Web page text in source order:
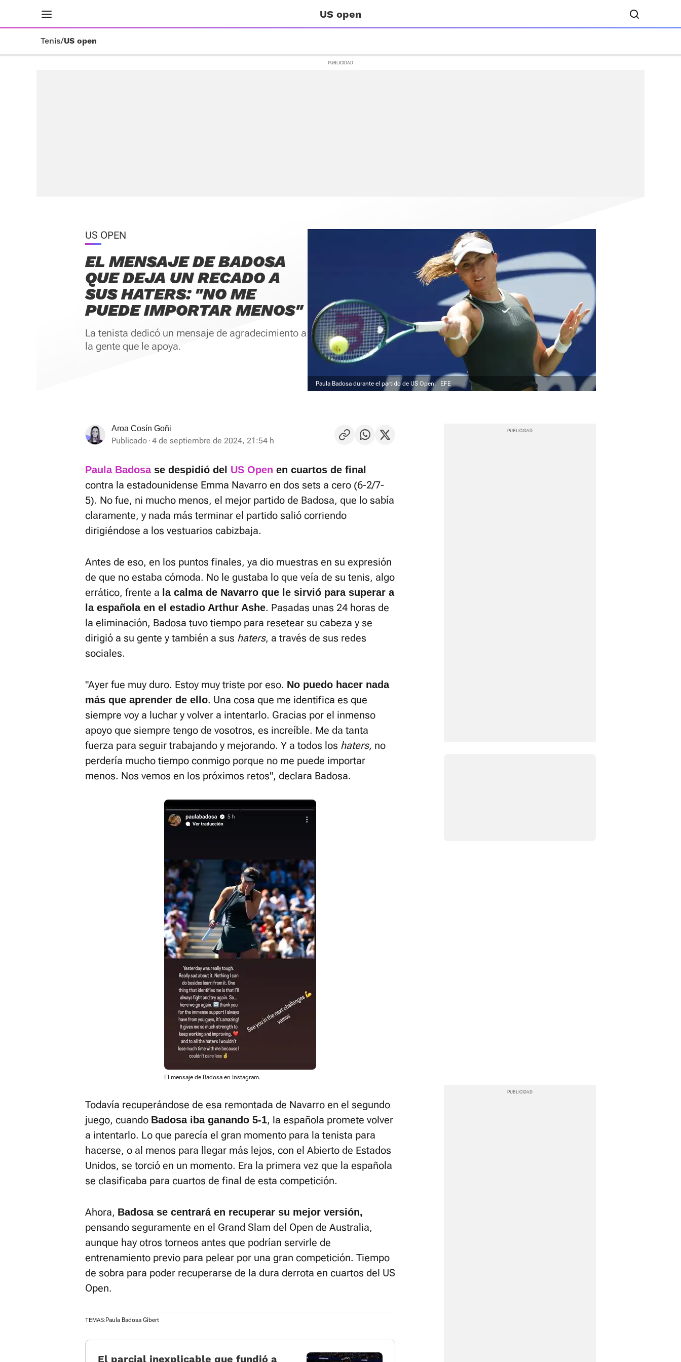
US open
Tenis/US open
US OPEN
EL MENSAJE DE BADOSA
QUE DEJA UN RECADO A
SUS HATERS: "NO ME
PUEDE IMPORTAR MENOS"
La tenista dedicó un mensaje de agradecimiento a
la gente que le apoya.
Paula Badosa durante el partido de US Open. EFE
Aroa Cosín Goñi
Publicado 4 de septiembre de 2024, 21:54 h
Paula Badosase despidió del US Open en cuartos de final
contra la estadounidense Emma Navarro en dos sets a cero (6-2/7-
5). No fue, ni mucho menos, el mejor partido de Badosa, que lo sabía
claramente, y nada más terminar el partido salió corriendo
dirigiéndose a los vestuarios cabizbaja.
Antes de eso, en los puntos finales, ya dio muestras en su expresión
de que no estaba cómoda. No le gustaba lo que veía de su tenis, algo
errático, frente a la calma de Navarro que le sirvió para superar a
la española en el estadio Arthur Ashe. Pasadas unas 24 horas de
la eliminación, Badosa tuvo tiempo para resetear su cabeza y se
dirigió a su gente y también a sus haters, a través de sus redes
sociales.
"Ayer fue muy duro. Estoy muy triste por eso. No puedo hacer nada
más que aprender de ello. Una cosa que me identifica es que
siempre voy a luchar y volver a intentarlo. Gracias por el inmenso
apoyo que siempre tengo de vosotros, es increíble. Me da tanta
fuerza para seguir trabajando y mejorando. Y a todos los haters, no
perdería mucho tiempo conmigo porque no me puede importar
menos. Nos vemos en los próximos retos", declara Badosa.
El mensaje de Badosa en Instagram.
Todavía recuperándose de esa remontada de Navarro en el segundo
juego, cuando Badosa iba ganando 5-1, la española promete volver
a intentarlo. Lo que parecía el gran momento para la tenista para
hacerse, o al menos para llegar más lejos, con el Abierto de Estados
Unidos, se torció en un momento. Era la primera vez que la española
se clasificaba para cuartos de final de esta competición.
Ahora, Badosa se centrará en recuperar su mejor versión,
pensando seguramente en el Grand Slam del Open de Australia,
aunque hay otros torneos antes que podrían servirle de
entrenamiento previo para pelear por una gran competición. Tiempo
de sobra para poder recuperarse de la dura derrota en cuartos del US
Open.
TEMAS: Paula Badosa Gibert
El parcial inexplicable que fundió a